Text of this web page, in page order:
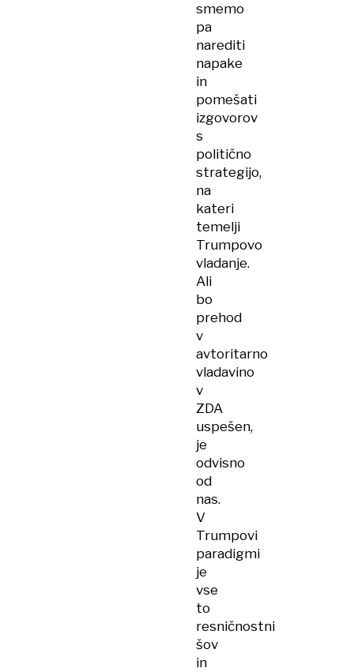
smemo
pa
narediti
napake
in
pomešati
izgovorov
s
politično
strategijo,
na
kateri
temelji
Trumpovo
vladanje.
Ali
bo
prehod
v
avtoritarno
vladavino
v
ZDA
uspešen,
je
odvisno
od
nas.
V
Trumpovi
paradigmi
je
vse
to
resničnostni
šov
in